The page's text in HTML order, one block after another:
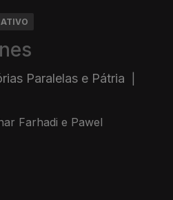
Paralelas e Pátria
Farhadi e Pawel